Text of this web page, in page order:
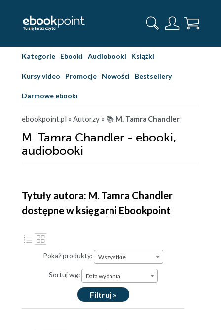
Kategorie Ebooki Audiobooki Książki
Kursy video Promocje Nowości Bestsellery
Darmowe ebooki
ebookpoint.pl » Autorzy » 📚 M. Tamra Chandler
M. Tamra Chandler - ebooki,
audiobooki
Tytuły autora: M. Tamra Chandler
dostępne w księgarni Ebookpoint
Pokaż produkty: Wszystkie
Sortuj wg: Data wydania
Filtruj »